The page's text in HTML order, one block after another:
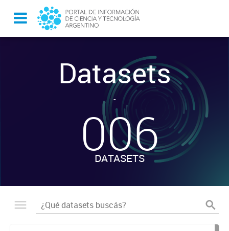
Datasets
-
006
DATASETS